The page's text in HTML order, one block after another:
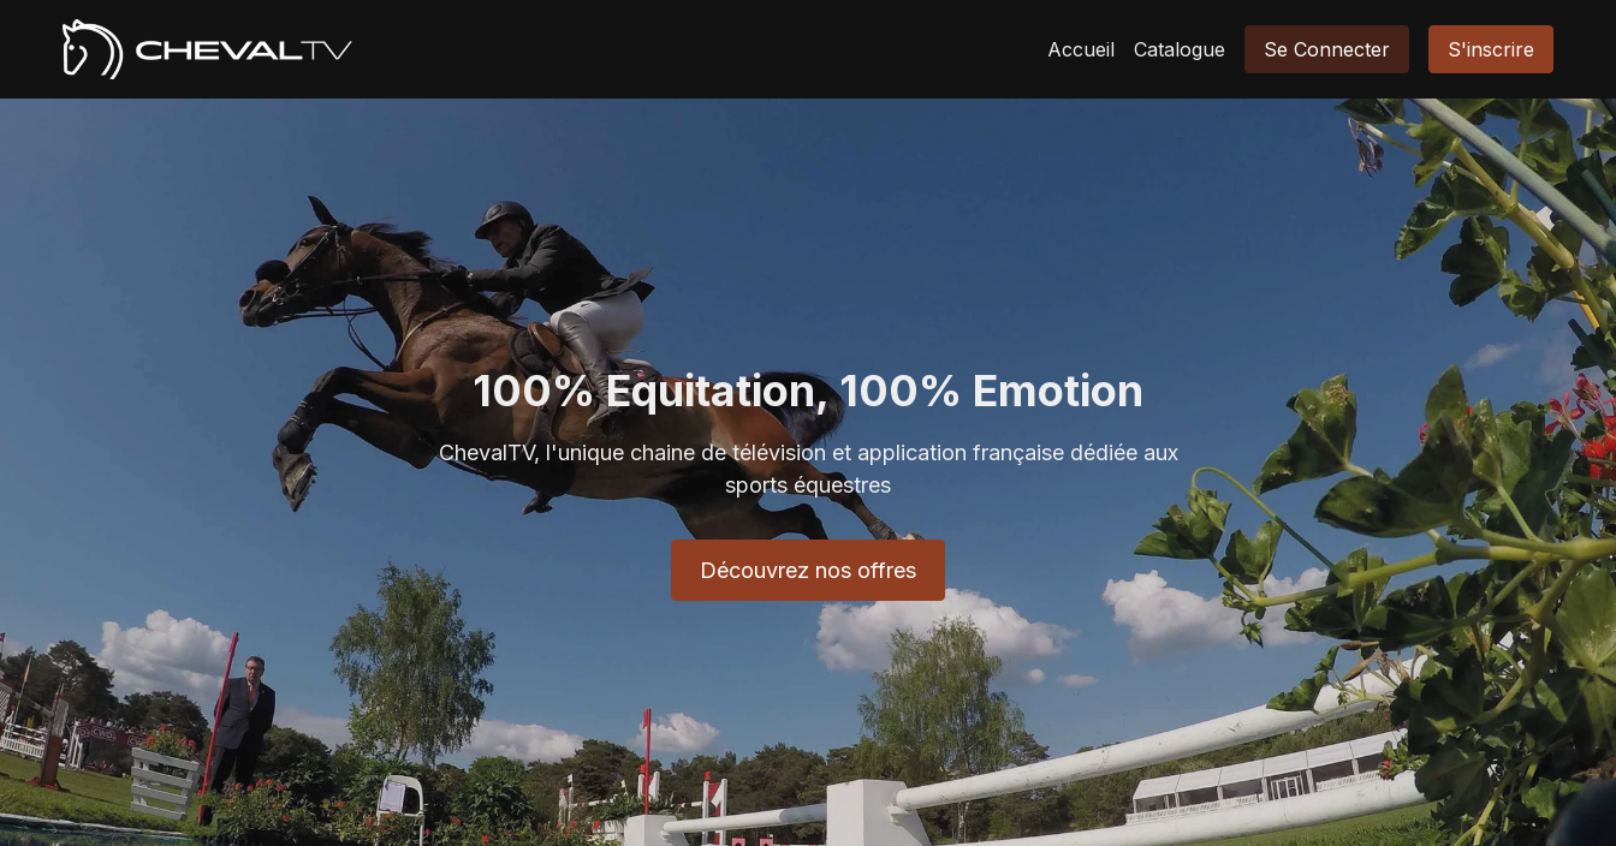
Accueil Catalogue Se Connecter S'inscrire
100% Equitation, 100% Emotion
ChevalTV, l'unique chaine de télévision et application française dédiée aux
sports équestres
Découvrez nos offres